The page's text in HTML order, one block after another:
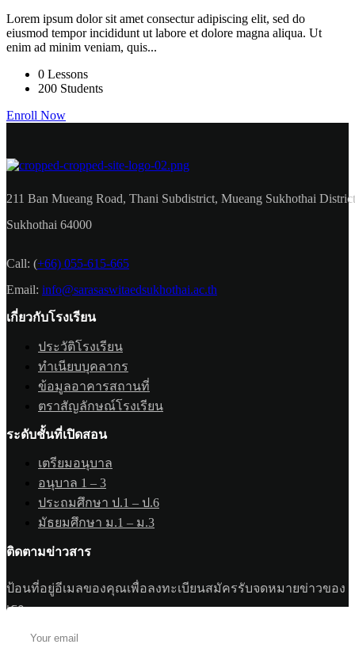
Lorem ipsum dolor sit amet consectur adipiscing elit, sed do
eiusmod tempor incididunt ut labore et dolore magna aliqua. Ut
enim ad minim veniam, quis...
0 Lessons
200 Students
Enroll Now
211 Ban Mueang Road, Thani Subdistrict, Mueang Sukhothai
Sukhothai 64000
Call: (+66) 055-615-665
Email: info@sarasaswitaedsukhothai.ac.th
เกี่ยวกับโรงเรียน
ประวัติโรงเรียน
ทำเนียบบุคลากร
ข้อมูลอาคารสถานที่
ตราสัญลักษณ์โรงเรียน
ระดับชั้นที่เปิดสอน
เตรียมอนุบาล
อนุบาล 1 – 3
ประถมศึกษา ป.1 – ป.6
มัธยมศึกษา ม.1 – ม.3
ติดตามข่าวสาร
ป้อนที่อยู่อีเมลของคุณเพื่อลงทะเบียนสมัครรับจดหมายข่าวของ
เรา